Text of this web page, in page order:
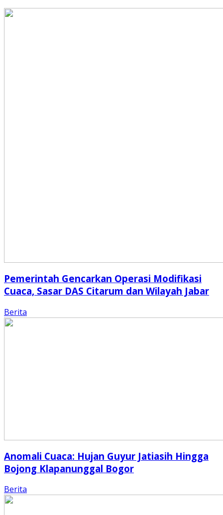
Pemerintah Gencarkan Operasi Modifikasi
Cuaca, Sasar DAS Citarum dan Wilayah Jabar
Berita
Anomali Cuaca: Hujan Guyur Jatiasih Hingga
Bojong Klapanunggal Bogor
Berita